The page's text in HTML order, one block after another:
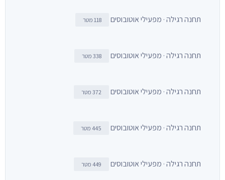
תחנה רגילה · מפעילי אוטובוסים 118 מטר
תחנה רגילה · מפעילי אוטובוסים 338 מטר
תחנה רגילה · מפעילי אוטובוסים 372 מטר
תחנה רגילה · מפעילי אוטובוסים 445 מטר
תחנה רגילה · מפעילי אוטובוסים 449 מטר